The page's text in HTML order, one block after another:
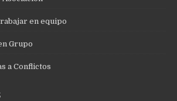
en equipo
Grupo
a Conflictos